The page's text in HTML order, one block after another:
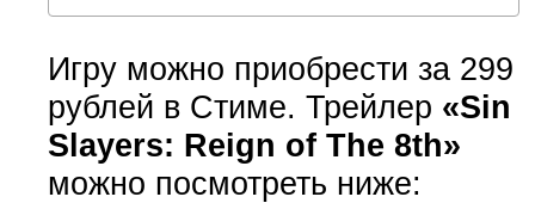
Игру можно приобрести за 299
рублей в Стиме. Трейлер «Sin
Slayers: Reign of The 8th»
можно посмотреть ниже: